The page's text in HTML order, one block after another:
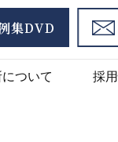
ついて 採